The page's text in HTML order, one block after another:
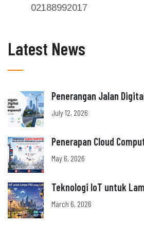
02188992017
Latest News
Penerangan Jalan
July 12, 2026
Penerapan Cloud
May 6, 2026
Teknologi IoT untuk
March 6, 2026